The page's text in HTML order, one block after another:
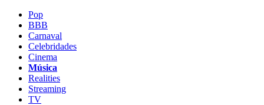
Pop
BBB
Carnaval
Celebridades
Cinema
Música
Realities
Streaming
TV